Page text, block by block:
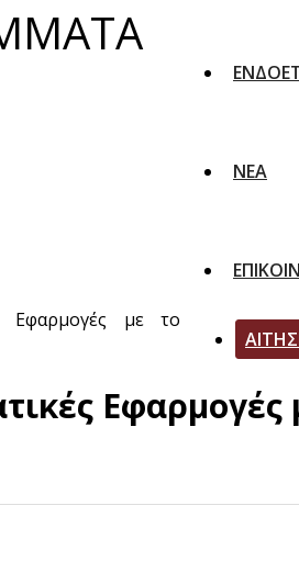
ΝΕΑ
Εφαρμογές με το
Εφαρμογές